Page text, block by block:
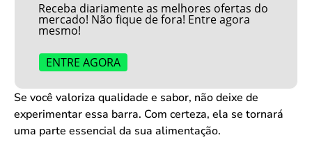
Receba diariamente as melhores ofertas do
mercado! Não fique de fora! Entre agora
mesmo!
ENTRE AGORA
Se você valoriza qualidade e sabor, não deixe de
experimentar essa barra. Com certeza, ela se tornará
uma parte essencial da sua alimentação.